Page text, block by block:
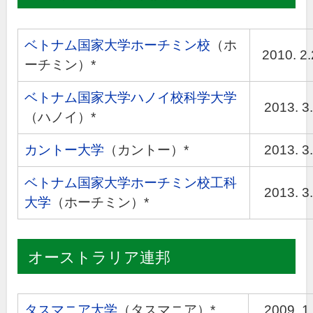
ベトナム国家大学ホーチミン校 （ホ
ーチミン）*
2010.
ベトナム国家大学ハノイ校科学大学
（ハノイ）*
2013.
カントー大学 （カントー）* 2013.
ベトナム国家大学ホーチミン校工科
大学 （ホーチミン）*
2013.
オーストラリア連邦
タスマニア大学 （タスマニア）* 2009.